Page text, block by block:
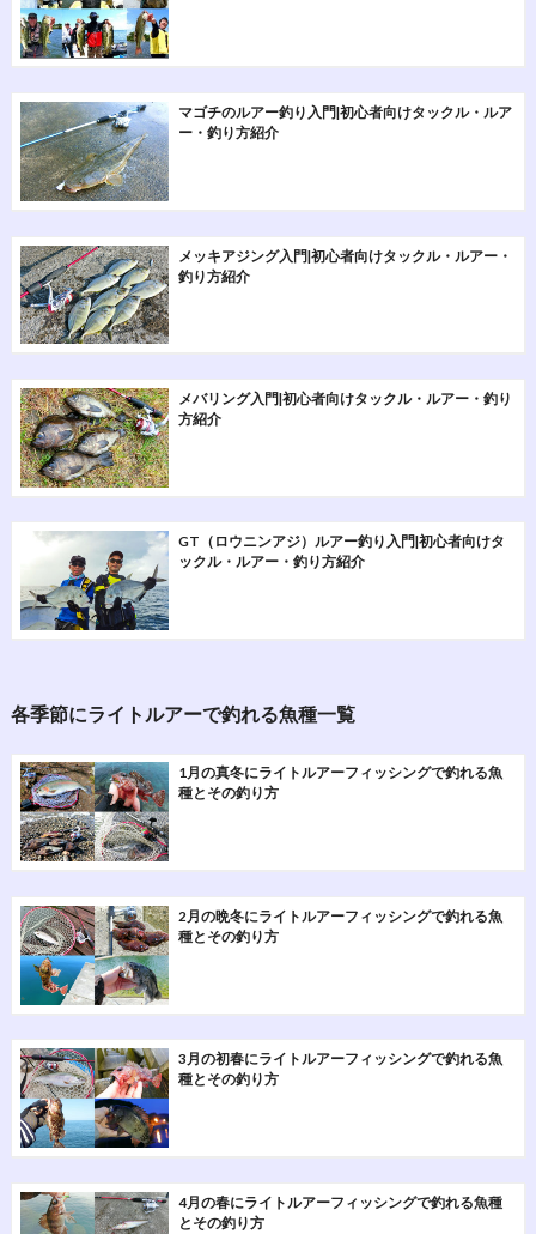
マゴチのルアー釣り入門|初心者向けタックル・ルア
ー・釣り方紹介
メッキアジング入門|初心者向けタックル・ルアー・
釣り方紹介
メバリング入門|初心者向けタックル・ルアー・釣り
方紹介
GT（ロウニンアジ）ルアー釣り入門|初心者向けタ
ックル・ルアー・釣り方紹介
各季節にライトルアーで釣れる魚種一覧
1月の真冬にライトルアーフィッシングで釣れる魚
種とその釣り方
2月の晩冬にライトルアーフィッシングで釣れる魚
種とその釣り方
3月の初春にライトルアーフィッシングで釣れる魚
種とその釣り方
4月の春にライトルアーフィッシングで釣れる魚種
とその釣り方